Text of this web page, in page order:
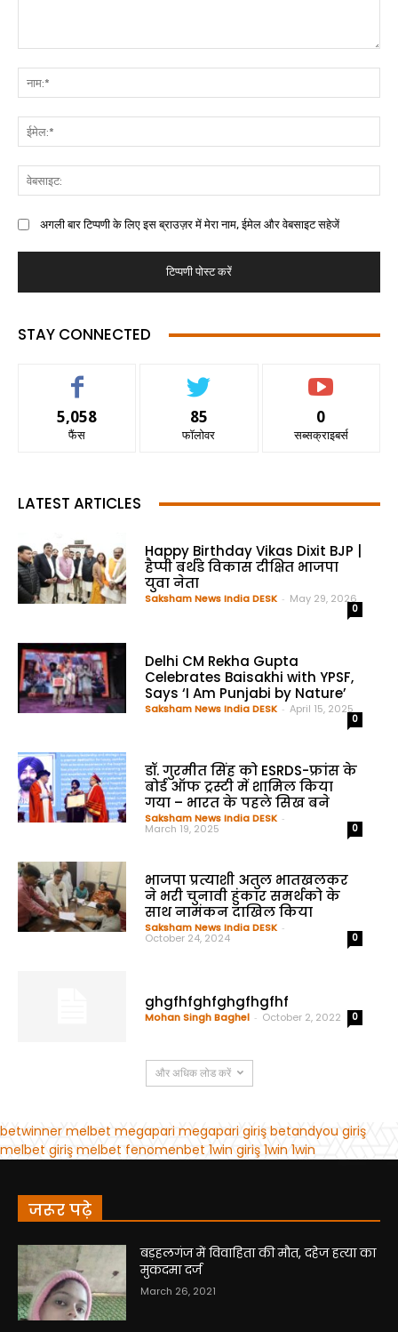
जरूर पढ़े
बड़हलगंज में विवाहिता की मौत, दहेज हत्या का
मुकदमा दर्ज
March 26, 2021